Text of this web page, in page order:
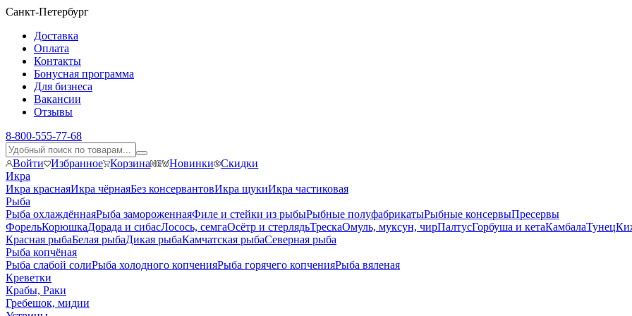
Санкт-Петербург
Доставка
Оплата
Контакты
Бонусная программа
Для бизнеса
Вакансии
Отзывы
8-800-555-77-68
Войти Избранное Корзина Новинки Скидки
Икра
Икра краснаяИкра чёрнаяБез консервантовИкра щукиИкра частиковая
Рыба
Рыба охлаждённаяРыба замороженнаяФиле и стейки из рыбыРыбные полуфабрикатыРыбные консервыПресервы
ФорельКорюшкаДорада и сибасЛосось, семгаОсётр и стерлядьТрескаОмуль, муксун, чирПалтусГорбуша и кетаКамбалаТунец
Красная рыбаБелая рыбаДикая рыбаКамчатская рыбаСеверная рыба
Рыба копчёная
Рыба слабой солиРыба холодного копченияРыба горячего копченияРыба вяленая
Креветки
Крабы, Раки
Гребешок, мидии